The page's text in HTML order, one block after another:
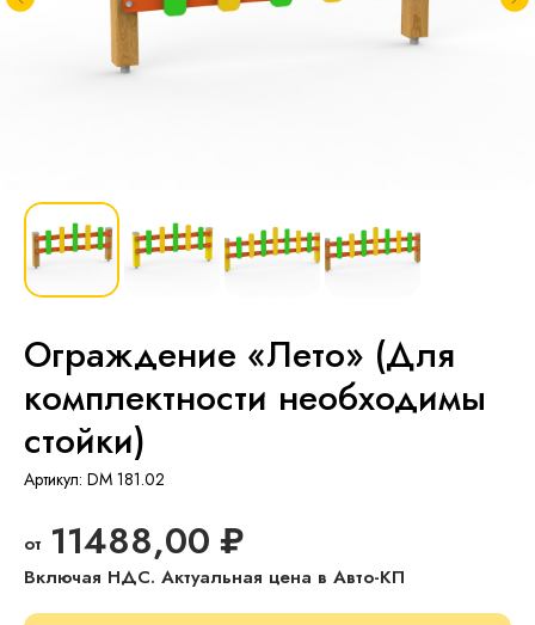
Ограждение «Лето» (Для
комплектности необходимы
стойки)
Артикул: DM 181.02
11488,00 ₽